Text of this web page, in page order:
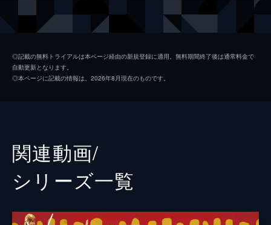
日暮真央 真魚
笹原芳子
◎記載の無料トライアルは本ページ経由の新規登録に適用。無料期間終了後は通常料金で
自動更新となります。
◎本ページに記載の情報は、2026年8月現在のものです。
関連動画/
シリーズ⼀覧